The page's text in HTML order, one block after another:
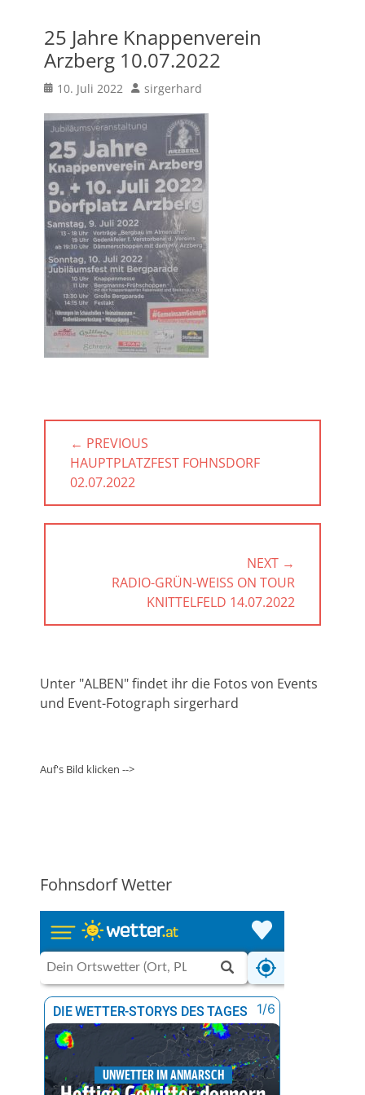
25 Jahre Knappenverein
Arzberg 10.07.2022
Posted
10. Juli 2022 Author
sirgerhard
Beitragsnavigation
← PREVIOUS
PREVIOUS
POST:
HAUPTPLATZFEST FOHNSDORF
02.07.2022
NEXT →
RADIO-GRÜN-WEISS ON TOUR K
NITTELFELD 14.07.2022
Unter "ALBEN" findet ihr die Fotos von Events
und Event-Fotograph sirgerhard
Auf's Bild klicken -->
Fohnsdorf Wetter